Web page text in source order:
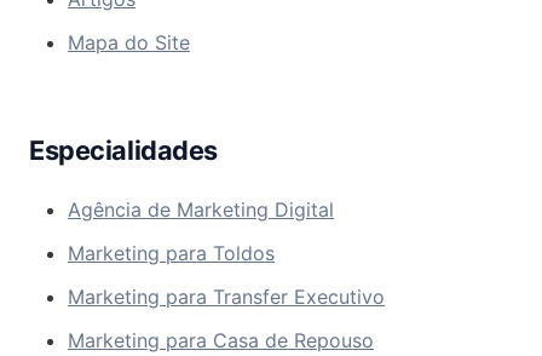
Mapa do Site
Especialidades
Agência de Marketing Digital
Marketing para Toldos
Marketing para Transfer Executivo
Marketing para Casa de Repouso